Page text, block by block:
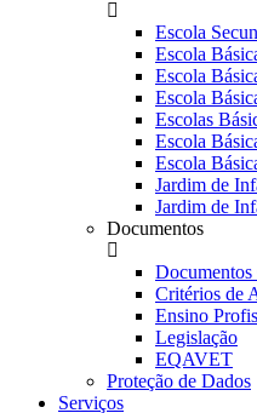
Escola
Escola
Escola
Escola
Escolas
Escola
Escola
Jardim de
Jardim de
Documentos
Documentos
Critérios de
Ensino
Legislação
EQAVET
Proteção de Dados
Serviços